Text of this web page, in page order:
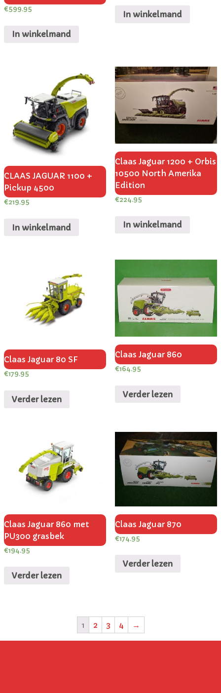
€599.95
In winkelmand
In winkelmand
CLAAS JAGUAR 1100 +
Pickup 4500
€219.95
In winkelmand
Claas Jaguar 1200 + Orbis
10500 North Amerika
Edition
€224.95
In winkelmand
Claas Jaguar 80 SF
€179.95
Verder lezen
Claas Jaguar 860
€164.95
Verder lezen
Claas Jaguar 860 met
PU300 grasbek
€194.95
Verder lezen
Claas Jaguar 870
€174.95
Verder lezen
1 2 3 4 →